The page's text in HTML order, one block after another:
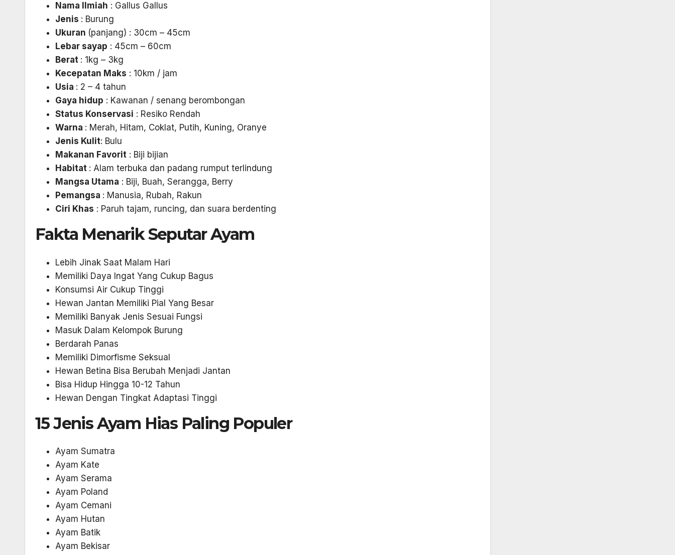
Nama Ilmiah : Gallus Gallus
Jenis : Burung
Ukuran (panjang) : 30cm – 45cm
Lebar sayap : 45cm – 60cm
Berat : 1kg – 3kg
Kecepatan Maks : 10km / jam
Usia : 2 – 4 tahun
Gaya hidup : Kawanan / senang berombongan
Status Konservasi : Resiko Rendah
Warna : Merah, Hitam, Coklat, Putih, Kuning, Oranye
Jenis Kulit: Bulu
Makanan Favorit : Biji bijian
Habitat : Alam terbuka dan padang rumput terlindung
Mangsa Utama : Biji, Buah, Serangga, Berry
Pemangsa : Manusia, Rubah, Rakun
Ciri Khas : Paruh tajam, runcing, dan suara berdenting
Fakta Menarik Seputar Ayam
Lebih Jinak Saat Malam Hari
Memiliki Daya Ingat Yang Cukup Bagus
Konsumsi Air Cukup Tinggi
Hewan Jantan Memiliki Pial Yang Besar
Memiliki Banyak Jenis Sesuai Fungsi
Masuk Dalam Kelompok Burung
Berdarah Panas
Memiliki Dimorfisme Seksual
Hewan Betina Bisa Berubah Menjadi Jantan
Bisa Hidup Hingga 10-12 Tahun
Hewan Dengan Tingkat Adaptasi Tinggi
15 Jenis Ayam Hias Paling Populer
Ayam Sumatra
Ayam Kate
Ayam Serama
Ayam Poland
Ayam Cemani
Ayam Hutan
Ayam Batik
Ayam Bekisar